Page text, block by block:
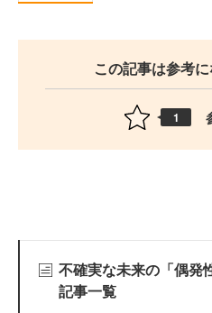
この記事は参考
1
不確実な未来の「偶発
記事一覧